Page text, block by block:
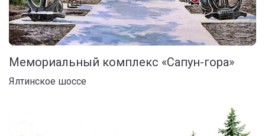
Мемориальный комплекс «Сапун-гора»
Ялтинское шоссе